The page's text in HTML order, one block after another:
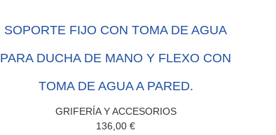
SOPORTE FIJO CON TOMA DE AGUA
PARA DUCHA DE MANO Y FLEXO CON
TOMA DE AGUA A PARED.
GRIFERÍA Y ACCESORIOS
136,00€